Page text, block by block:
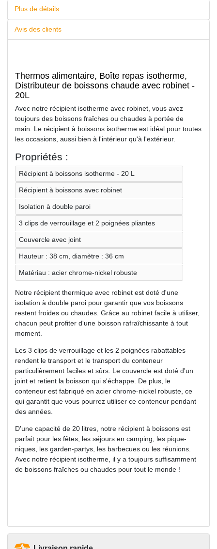
Plus de détails
Avis des clients
Thermos alimentaire, Boîte repas isotherme,
Distributeur de boissons chaude avec robinet -
20L
Avec notre récipient isotherme avec robinet, vous avez
toujours des boissons fraîches ou chaudes à portée de
main. Le récipient à boissons isotherme est idéal pour toutes
les occasions, aussi bien à l'intérieur qu'à l'extérieur.
Propriétés :
Récipient à boissons isotherme - 20 L
Récipient à boissons avec robinet
Isolation à double paroi
3 clips de verrouillage et 2 poignées pliantes
Couvercle avec joint
Hauteur : 38 cm, diamètre : 36 cm
Matériau : acier chrome-nickel robuste
Notre récipient thermique avec robinet est doté d'une
isolation à double paroi pour garantir que vos boissons
restent froides ou chaudes. Grâce au robinet facile à utiliser,
chacun peut profiter d'une boisson rafraîchissante à tout
moment.
Les 3 clips de verrouillage et les 2 poignées rabattables
rendent le transport et le transport du conteneur
particulièrement faciles et sûrs. Le couvercle est doté d'un
joint et retient la boisson qui s'échappe. De plus, le
conteneur est fabriqué en acier chrome-nickel robuste, ce
qui garantit que vous pourrez utiliser ce conteneur pendant
des années.
D'une capacité de 20 litres, notre récipient à boissons est
parfait pour les fêtes, les séjours en camping, les pique-
niques, les garden-partys, les barbecues ou les réunions.
Avec notre récipient isotherme, il y a toujours suffisamment
de boissons fraîches ou chaudes pour tout le monde !